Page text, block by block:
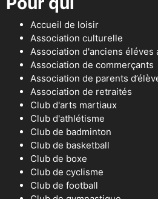
Accueil de loisir
Association culturelle
Association d'anciens éléves
Association de commerçants
Association de parents
Association de retraités
Club d'arts martiaux
Club d'athlétisme
Club de badminton
Club de basketball
Club de boxe
Club de cyclisme
Club de football